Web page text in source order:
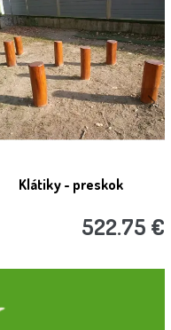
Klátiky - preskok
522.75 €